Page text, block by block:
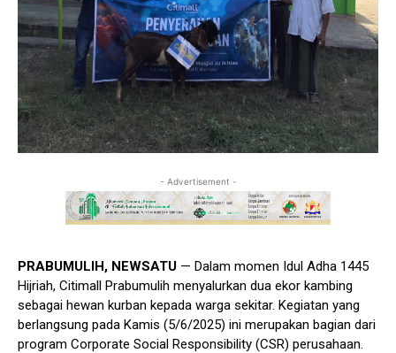
- Advertisement -
PRABUMULIH, NEWSATU — Dalam momen Idul Adha 1445
Hijriah, Citimall Prabumulih menyalurkan dua ekor kambing
sebagai hewan kurban kepada warga sekitar. Kegiatan yang
berlangsung pada Kamis (5/6/2025) ini merupakan bagian dari
program Corporate Social Responsibility (CSR) perusahaan.